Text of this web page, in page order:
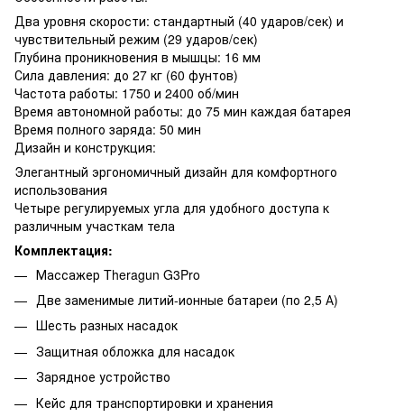
Два уровня скорости: стандартный (40 ударов/сек) и
чувствительный режим (29 ударов/сек)
Глубина проникновения в мышцы: 16 мм
Сила давления: до 27 кг (60 фунтов)
Частота работы: 1750 и 2400 об/мин
Время автономной работы: до 75 мин каждая батарея
Время полного заряда: 50 мин
Дизайн и конструкция:
Элегантный эргономичный дизайн для комфортного
использования
Четыре регулируемых угла для удобного доступа к
различным участкам тела
Комплектация:
Массажер Theragun G3Pro
Две заменимые литий-ионные батареи (по 2,5 А)
Шесть разных насадок
Защитная обложка для насадок
Зарядное устройство
Кейс для транспортировки и хранения